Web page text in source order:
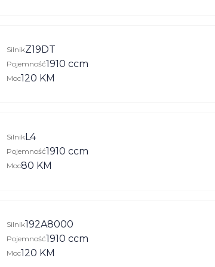
SilnikZ19DT
Pojemność1910 ccm
Moc120 KM
Silnik L4
Pojemność1910 ccm
Moc80 KM
Silnik192A8000
Pojemność1910 ccm
Moc120 KM